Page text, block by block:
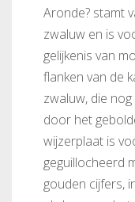
Aronde? stamt
zwaluw en is
gelijkenis van
flanken van de
zwaluw, die
door het
wijzerplaat is
geguillocheerd
gouden cijfers,